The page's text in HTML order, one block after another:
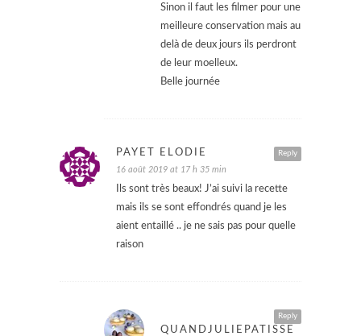
Sinon il faut les filmer pour une
meilleure conservation mais au
delà de deux jours ils perdront
de leur moelleux.
Belle journée
Reply
PAYET ELODIE
16 août 2019 at 17 h 35 min
Ils sont très beaux! J’ai suivi la recette
mais ils se sont effondrés quand je les
aient entaillé .. je ne sais pas pour quelle
raison
Reply
QUANDJULIEPATISSE